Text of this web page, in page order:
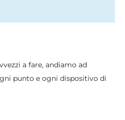
a fare, andiamo ad
punto e ogni dispositivo di